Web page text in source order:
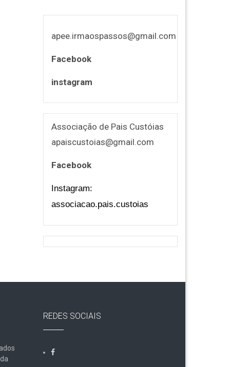
apee.irmaospassos@gmail.com
Facebook
instagram
Associação de Pais Custóias
apaiscustoias@gmail.com
Facebook
Instagram:
associacao.pais.custoias
REDES SOCIAIS